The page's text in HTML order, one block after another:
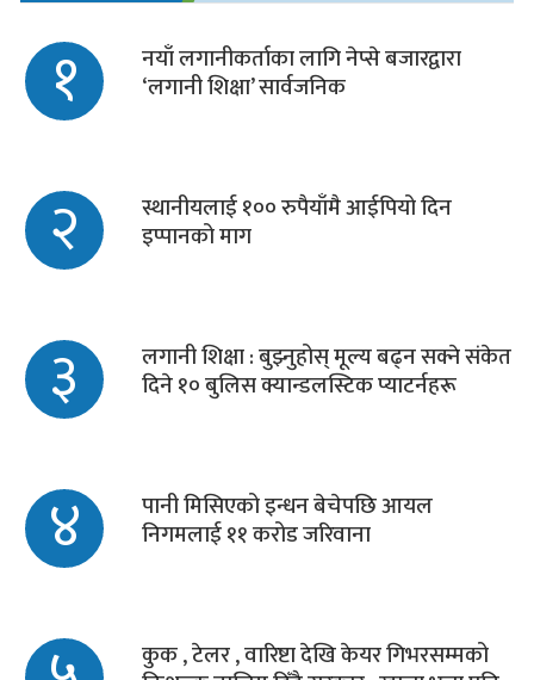
१ नयाँ लगानीकर्ताका लागि नेप्से बजारद्वारा
‘लगानी शिक्षा’ सार्वजनिक
२ स्थानीयलाई १०० रुपैयाँमै आईपियो दिन
इप्पानको माग
३ लगानी शिक्षा : बुझ्नुहोस् मूल्य बढ्न सक्ने संकेत
दिने १० बुलिस क्यान्डलस्टिक प्याटर्नहरू
४ पानी मिसिएको इन्धन बेचेपछि आयल
निगमलाई ११ करोड जरिवाना
कुक , टेलर , वारिष्टा देखि केयर गिभरसम्मको